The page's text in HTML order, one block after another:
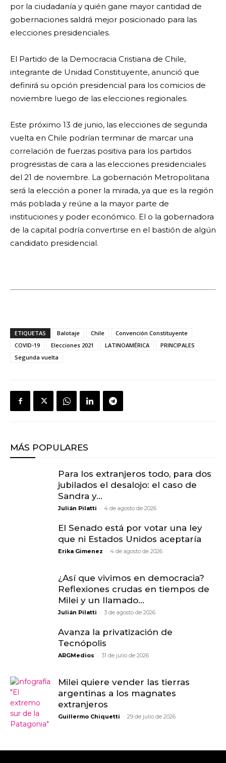
por la ciudadanía y quién gane mayor cantidad de
gobernaciones saldrá mejor posicionado para las
elecciones presidenciales.
El Partido de la Democracia Cristiana de Chile,
integrante de Unidad Constituyente, anunció que
definirá su opción presidencial para los comicios de
noviembre luego de las elecciones regionales.
Este próximo 13 de junio, las elecciones de segunda
vuelta en Chile podrían terminar de marcar una
correlación de fuerzas positiva para los partidos
progresistas de cara a las elecciones presidenciales
del 21 de noviembre. La gobernación Metropolitana
será la elección a poner la mirada, ya que es la región
más poblada y reúne a la mayor parte de
instituciones y poder económico. El o la gobernadora
de la capital podría convertirse en el bastión de algún
candidato presidencial.
ETIQUETAS Balotaje Chile
Convención Constituyente
COVID-19
Elecciones 2021 LATINOAMÉRICA
PRINCIPALES
Segunda vuelta
MÁS POPULARES
Para los extranjeros todo, para dos
jubilados el desalojo: el caso de
Sandra y...
Julián Pilatti - 4 de agosto de 2026
El Senado está por votar una ley
que ni Estados Unidos aceptaría
Erika Gimenez - 4 de agosto de 2026
¿Así que vivimos en democracia?
Reflexiones crudas en tiempos de
Milei y un llamado...
Julián Pilatti - 3 de agosto de 2026
Avanza la privatización de
Tecnópolis
ARGMedios - 31 de julio de 2026
Milei quiere vender las tierras
argentinas a los magnates
extranjeros
Guillermo Chiquetti - 29 de julio de 2026